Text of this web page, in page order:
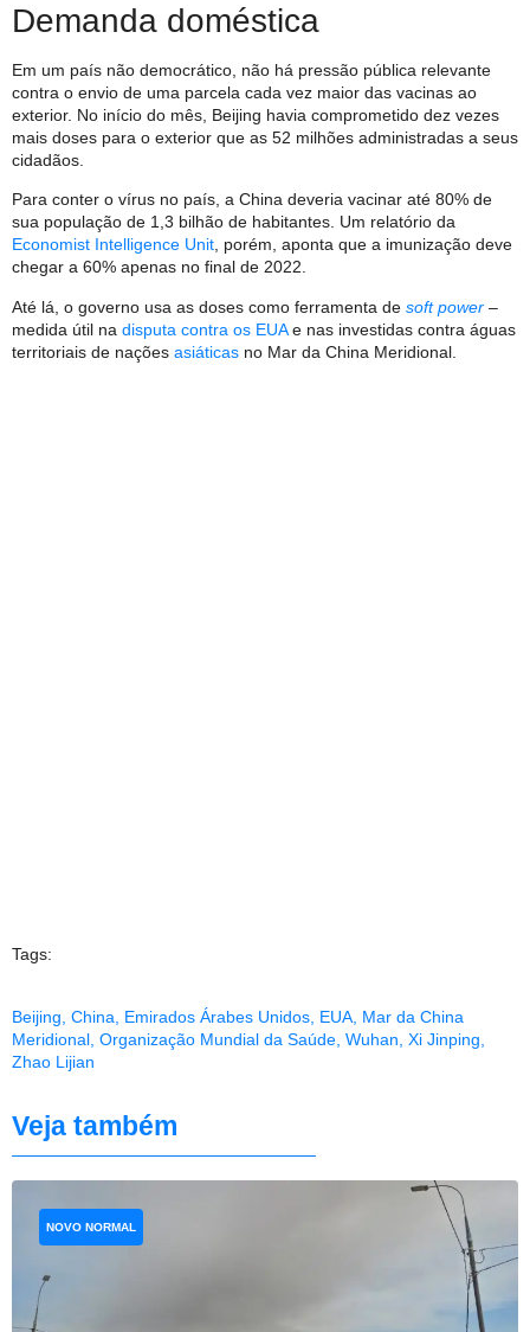
Demanda doméstica
Em um país não democrático, não há pressão pública relevante
contra o envio de uma parcela cada vez maior das vacinas ao
exterior. No início do mês, Beijing havia comprometido dez vezes
mais doses para o exterior que as 52 milhões administradas a seus
cidadãos.
Para conter o vírus no país, a China deveria vacinar até 80% de
sua população de 1,3 bilhão de habitantes. Um relatório da
Economist Intelligence Unit, porém, aponta que a imunização deve
chegar a 60% apenas no final de 2022.
Até lá, o governo usa as doses como ferramenta de soft power –
medida útil na disputa contra os EUAe nas investidas contra águas
territoriais de nações asiáticas no Mar da China Meridional.
Tags:
Beijing, China, Emirados Árabes Unidos, EUA, Mar da China
Meridional, Organização Mundial da Saúde, Wuhan, Xi Jinping,
Zhao Lijian
Veja também
NOVO NORMAL